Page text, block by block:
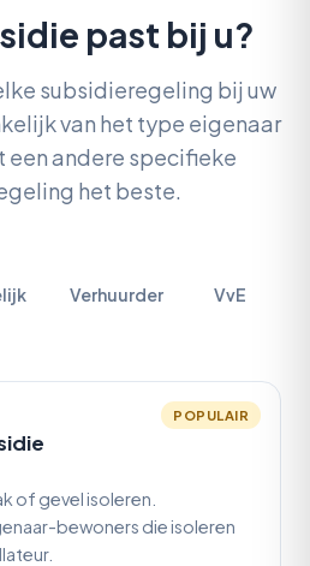
past bij u?
subsidieregeling bij uw
van het type eigenaar
een andere specifieke
het beste.
Verhuurder VvE
POPULAIR
of gevel isoleren.
bewoners die isoleren